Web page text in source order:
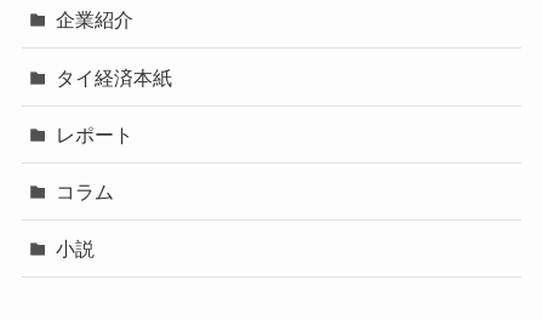
企業紹介
タイ経済本紙
レポート
コラム
小説